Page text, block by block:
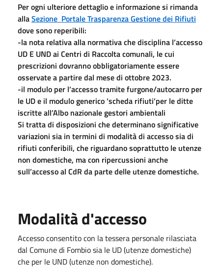
Per ogni ulteriore dettaglio e informazione si rimanda
allaSezione Portale Trasparenza Gestione dei Rifiuti
dove sono reperibili:
-la nota relativa alla normativa che disciplina l’accesso
UD E UND ai Centri di Raccolta comunali, le cui
prescrizioni dovranno obbligatoriamente essere
osservate a partire dal mese di ottobre 2023.
-il modulo per l’accesso tramite furgone/autocarro per
le UD e il modulo generico ‘scheda rifiuti’per le ditte
iscritte all’Albo nazionale gestori ambientali
Si tratta di disposizioni che determinano significative
variazioni sia in termini di modalità di accesso sia di
rifiuti conferibili, che riguardano soprattutto le utenze
non domestiche, ma con ripercussioni anche
sull’accesso al CdR da parte delle utenze domestiche.
Modalità d'accesso
Accesso consentito con la tessera personale rilasciata
dal Comune di Fombio sia le UD (utenze domestiche)
che per le UND (utenze non domestiche).